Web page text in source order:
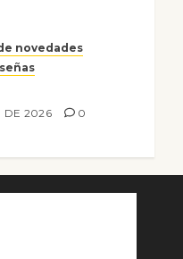
novedades
DE 2026 0